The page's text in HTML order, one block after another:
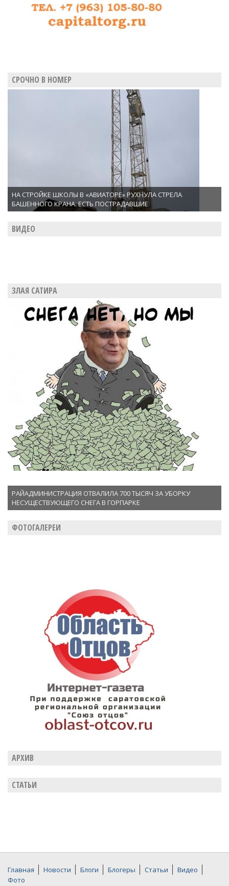
СРОЧНО В НОМЕР
НА СТРОЙКЕ ШКОЛЫ В «АВИАТОРЕ» РУХНУЛА СТРЕЛА
БАШЕННОГО КРАНА. ЕСТЬ ПОСТРАДАВШИЕ
ВИДЕО
ЗЛАЯ САТИРА
РАЙАДМИНИСТРАЦИЯ ОТВАЛИЛА 700 ТЫСЯЧ ЗА УБОРКУ
НЕСУЩЕСТВУЮЩЕГО СНЕГА В ГОРПАРКЕ
ФОТОГАЛЕРЕИ
АРХИВ
СТАТЬИ
Главная Новости Блоги Блогеры Статьи
Видео
Фото